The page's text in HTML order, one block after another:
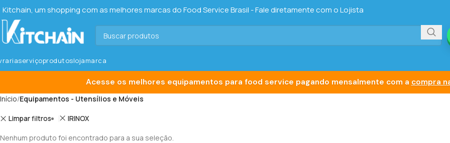
Kitchain, um shopping com as melhores marcas do Food Service Brasil - Fale diretamente com o Lojista
serviçoprodutoslojamarca
Início Equipamentos - Utensílios e Móveis
Limpar filtros IRINOX
Nenhum produto foi encontrado para a sua seleção.
Acesse os melhores equipamentos para food service pagando mensalmente com a compra